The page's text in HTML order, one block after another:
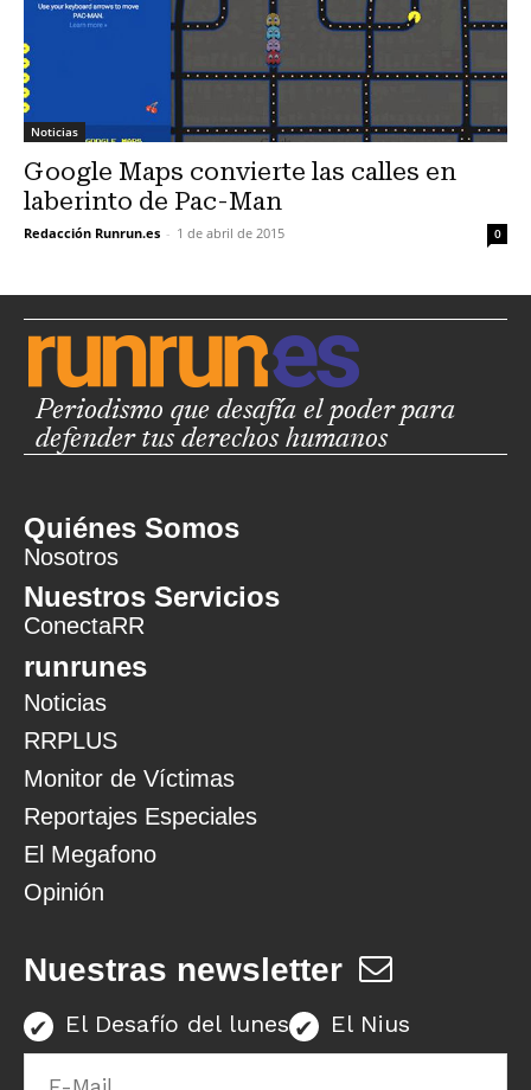
Noticias
Google Maps convierte las calles en
laberinto de Pac-Man
Redacción Runrun.es - 1 de abril de 2015 0
Periodismo que desafía el poder para
defender tus derechos humanos
Quiénes Somos
Nosotros
Nuestros Servicios
ConectaRR
runrunes
Noticias
RRPLUS
Monitor de Víctimas
Reportajes Especiales
El Megafono
Opinión
Nuestras newsletter
El Desafío del lunes El Nius